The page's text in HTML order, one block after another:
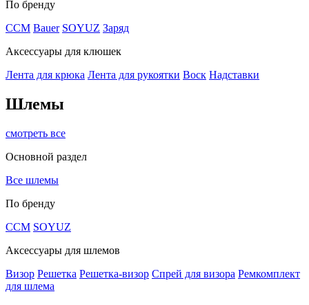
По бренду
CCM Bauer SOYUZ Заряд
Аксессуары для клюшек
Лента для крюка Лента для рукоятки Воск Надставки
Шлемы
смотреть все
Основной раздел
Все шлемы
По бренду
CCM SOYUZ
Аксессуары для шлемов
Визор Решетка Решетка-визор Спрей для визора Ремкомплект
для шлема